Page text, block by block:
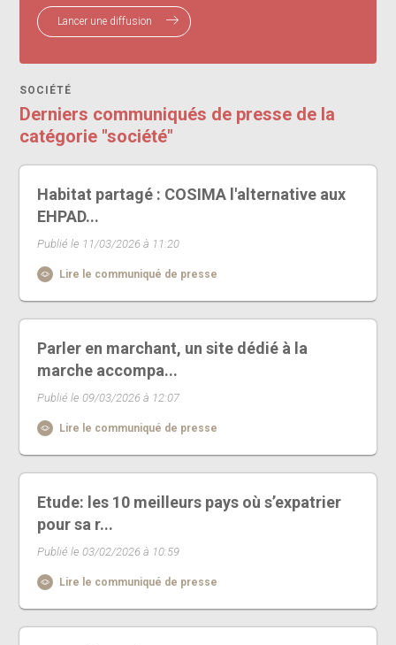
Lancer une diffusion
SOCIÉTÉ
Derniers communiqués de presse de la
catégorie "société"
Habitat partagé : COSIMA l'alternative aux
EHPAD...
Publié le 11/03/2026 à 11:20
Lire le communiqué de presse
Parler en marchant, un site dédié à la
marche accompa...
Publié le 09/03/2026 à 12:07
Lire le communiqué de presse
Etude: les 10 meilleurs pays où s’expatrier
pour sa r...
Publié le 03/02/2026 à 10:59
Lire le communiqué de presse